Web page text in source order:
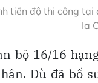
tiến độ thi công
Ia
bộ 16/16
Dù đã bổ